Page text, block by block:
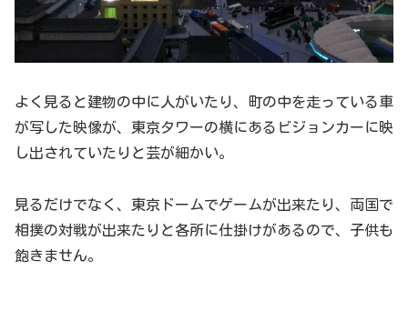
よく見ると建物の中に人がいたり、町の中を走っている車
が写した映像が、東京タワーの横にあるビジョンカーに映
し出されていたりと芸が細かい。
見るだけでなく、東京ドームでゲームが出来たり、両国で
相撲の対戦が出来たりと各所に仕掛けがあるので、子供も
飽きません。